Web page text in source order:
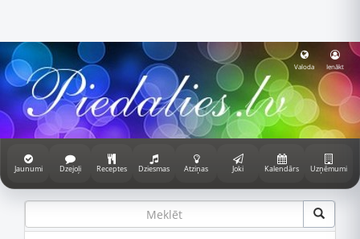
Valoda Ienākt
Jaunumi Dzejoļi Receptes Dziesmas Atziņas Joki Kalendārs Uzņēmumi